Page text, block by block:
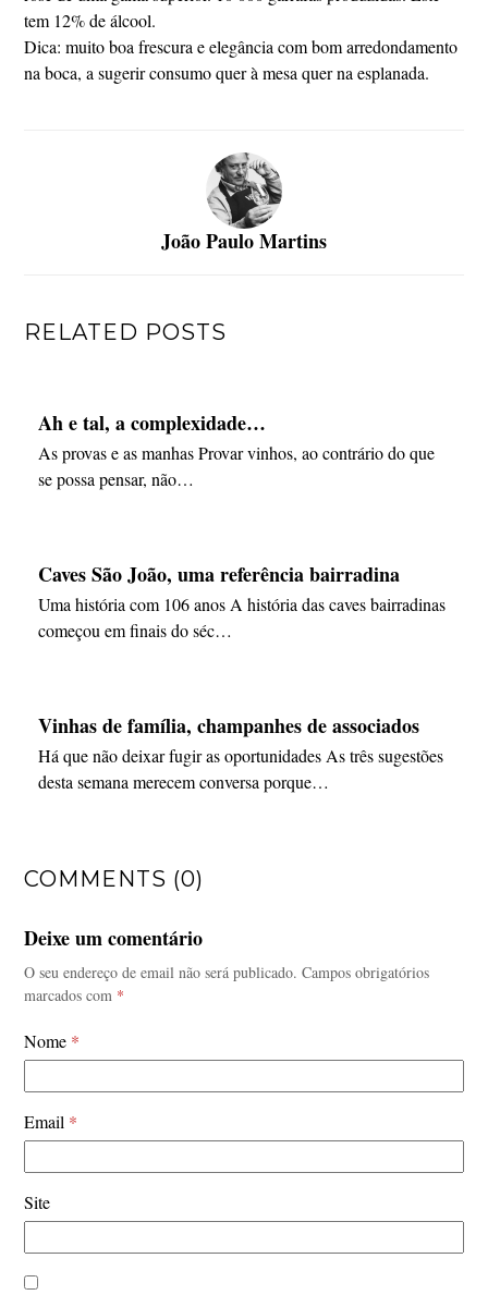
tem 12% de álcool.
Dica: muito boa frescura e elegância com bom arredondamento
na boca, a sugerir consumo quer à mesa quer na esplanada.
João Paulo Martins
RELATED POSTS
Ah e tal, a complexidade…
As provas e as manhas Provar vinhos, ao contrário do que
se possa pensar, não…
Caves São João, uma referência bairradina
Uma história com 106 anos A história das caves bairradinas
começou em finais do séc…
Vinhas de família, champanhes de associados
Há que não deixar fugir as oportunidades As três sugestões
desta semana merecem conversa porque…
COMMENTS (0)
Deixe um comentário
O seu endereço de email não será publicado. Campos obrigatórios
marcados com *
Nome *
Email *
Site